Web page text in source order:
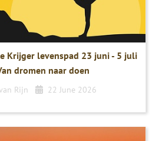
Krijger levenspad 23 juni - 5 juli
dromen naar doen
Rijn 22 June 2026